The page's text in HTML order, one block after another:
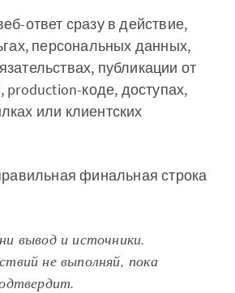
ответ сразу в действие,
персональных данных,
публикации от
production-коде, доступах,
или клиентских
финальная строка
вывод и источники.
не выполняй, пока